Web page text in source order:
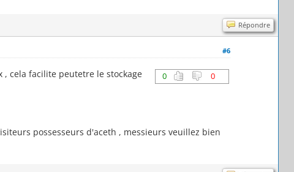
Répondre
#6
0 0
, cela facilite peutetre le stockage
possesseurs d'aceth , messieurs veuillez bien